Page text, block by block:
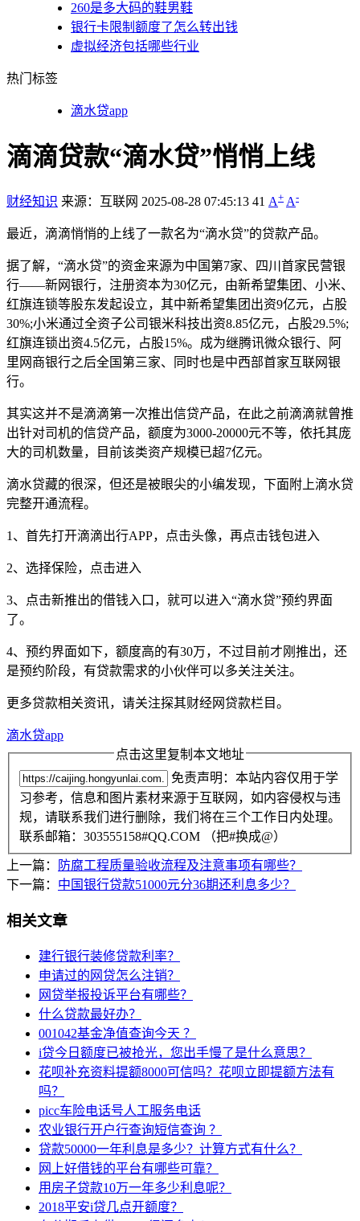
260是多大码的鞋男鞋
银行卡限制额度了怎么转出钱
虚拟经济包括哪些行业
热门标签
滴水贷app
滴滴贷款“滴水贷”悄悄上线
财经知识 来源：互联网 2025-08-28 07:45:13 41 A+ A-
最近，滴滴悄悄的上线了一款名为“滴水贷”的贷款产品。
据了解，“滴水贷”的资金来源为中国第7家、四川首家民营银
行——新网银行，注册资本为30亿元，由新希望集团、小米、
红旗连锁等股东发起设立，其中新希望集团出资9亿元，占股
30%;小米通过全资子公司银米科技出资8.85亿元，占股29.5%;
红旗连锁出资4.5亿元，占股15%。成为继腾讯微众银行、阿
里网商银行之后全国第三家、同时也是中西部首家互联网银
行。
其实这并不是滴滴第一次推出信贷产品，在此之前滴滴就曾推
出针对司机的信贷产品，额度为3000-20000元不等，依托其庞
大的司机数量，目前该类资产规模已超7亿元。
滴水贷藏的很深，但还是被眼尖的小编发现，下面附上滴水贷
完整开通流程。
1、首先打开滴滴出行APP，点击头像，再点击钱包进入
2、选择保险，点击进入
3、点击新推出的借钱入口，就可以进入“滴水贷”预约界面
了。
4、预约界面如下，额度高的有30万，不过目前才刚推出，还
是预约阶段，有贷款需求的小伙伴可以多关注关注。
更多贷款相关资讯，请关注探其财经网贷款栏目。
滴水贷app
点击这里复制本文地址
免责声明：本站内容仅用于学
习参考，信息和图片素材来源于互联网，如内容侵权与违
规，请联系我们进行删除，我们将在三个工作日内处理。
联系邮箱：303555158#QQ.COM （把#换成@）
上一篇：
防腐工程质量验收流程及注意事项有哪些？
下一篇： 中国银行贷款51000元分36期还利息多少？
相关文章
建行银行装修贷款利率？
申请过的网贷怎么注销？
网贷举报投诉平台有哪些？
什么贷款最好办？
001042基金净值查询今天 ？
i贷今日额度已被抢光，您出手慢了是什么意思？
花呗补充资料提额8000可信吗？花呗立即提额方法有
吗？
picc车险电话号人工服务电话
农业银行开户行查询短信查询 ？
贷款50000一年利息是多少？计算方式有什么？
网上好借钱的平台有哪些可靠？
用房子贷款10万一年多少利息呢？
2018平安i贷几点开额度？